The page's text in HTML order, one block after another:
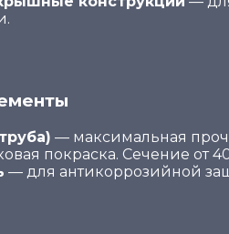
— максимальная
покраска. Сечение от
— для антикоррозийной